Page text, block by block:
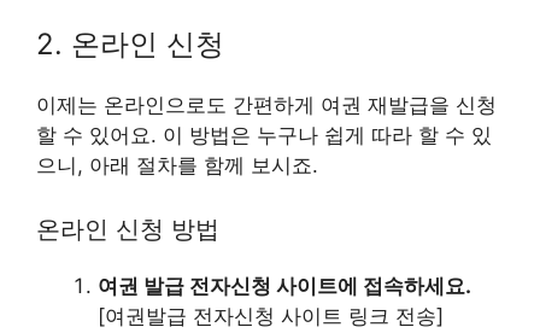
2. 온라인 신청
이제는 온라인으로도 간편하게 여권 재발급을 신청
할 수 있어요. 이 방법은 누구나 쉽게 따라 할 수 있
으니, 아래 절차를 함께 보시죠.
온라인 신청 방법
여권 발급 전자신청 사이트에 접속하세요.
[여권발급 전자신청 사이트 링크 전송]